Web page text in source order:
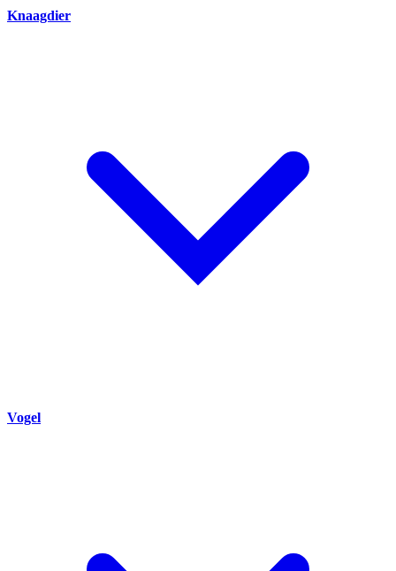
Knaagdier
Vogel